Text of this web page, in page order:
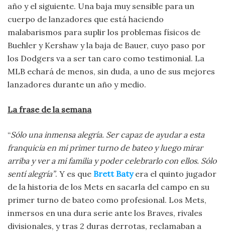
año y el siguiente. Una baja muy sensible para un
cuerpo de lanzadores que está haciendo
malabarismos para suplir los problemas físicos de
Buehler y Kershaw y la baja de Bauer, cuyo paso por
los Dodgers va a ser tan caro como testimonial. La
MLB echará de menos, sin duda, a uno de sus mejores
lanzadores durante un año y medio.
La frase de la semana
“Sólo una inmensa alegría. Ser capaz de ayudar a esta
franquicia en mi primer turno de bateo y luego mirar
arriba y ver a mi familia y poder celebrarlo con ellos. Sólo
sentí alegría”. Y es que Brett Baty era el quinto jugador
de la historia de los Mets en sacarla del campo en su
primer turno de bateo como profesional. Los Mets,
inmersos en una dura serie ante los Braves, rivales
divisionales, y tras 2 duras derrotas, reclamaban a